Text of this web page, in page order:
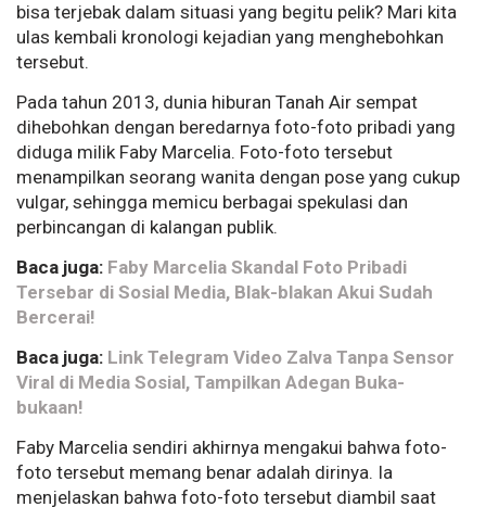
bisa terjebak dalam situasi yang begitu pelik? Mari kita
ulas kembali kronologi kejadian yang menghebohkan
tersebut.
Pada tahun 2013, dunia hiburan Tanah Air sempat
dihebohkan dengan beredarnya foto-foto pribadi yang
diduga milik Faby Marcelia. Foto-foto tersebut
menampilkan seorang wanita dengan pose yang cukup
vulgar, sehingga memicu berbagai spekulasi dan
perbincangan di kalangan publik.
Baca juga: Faby Marcelia Skandal Foto Pribadi
Tersebar di Sosial Media, Blak-blakan Akui Sudah
Bercerai!
Baca juga: Link Telegram Video Zalva Tanpa Sensor
Viral di Media Sosial, Tampilkan Adegan Buka-
bukaan!
Faby Marcelia sendiri akhirnya mengakui bahwa foto-
foto tersebut memang benar adalah dirinya. Ia
menjelaskan bahwa foto-foto tersebut diambil saat